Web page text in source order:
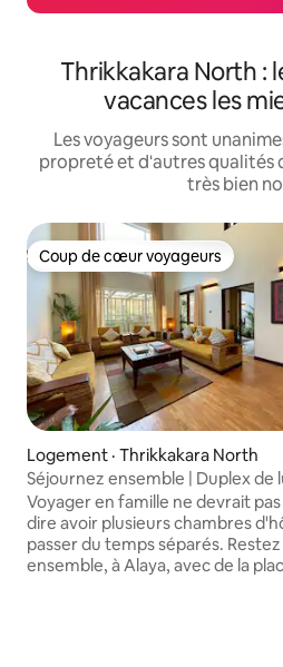
Thrikkakara North :
vacances les
Les voyageurs sont
propreté et d'autres qualités
très bien
Coup de cœur voyageurs
Coup de cœur voyageurs
Logement · Thrikkakara North
Séjournez ensemble | Duplex de
6 000 pieds carrés avec 4
Voyager en famille ne devrait
dire avoir plusieurs chambres
passer du temps séparés. Restez
ensemble, à Alaya, avec de la